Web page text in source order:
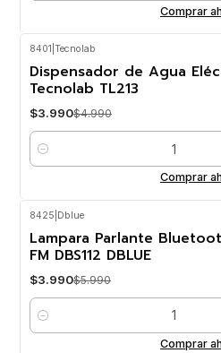
Comprar
OFF
8401 Tecnolab
Dispensador de Agua
Tecnolab TL213
$3.990$4.990
Cantidad
Comprar
8425 Dblue
Lampara Parlante
FM DBS112 DBLUE
$3.990$5.990
Cantidad
Comprar